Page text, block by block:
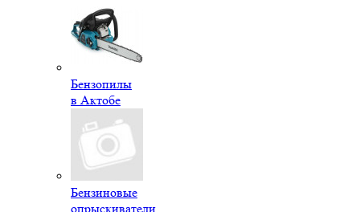
Бензопилы
в Актобе
Бензиновые
опрыскиватели